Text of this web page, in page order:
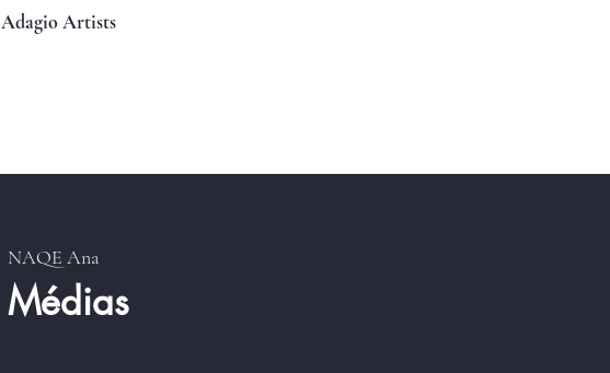
Adagio Artists
NAQE Ana
Médias